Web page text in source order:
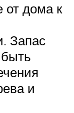
дома к
Запас
и